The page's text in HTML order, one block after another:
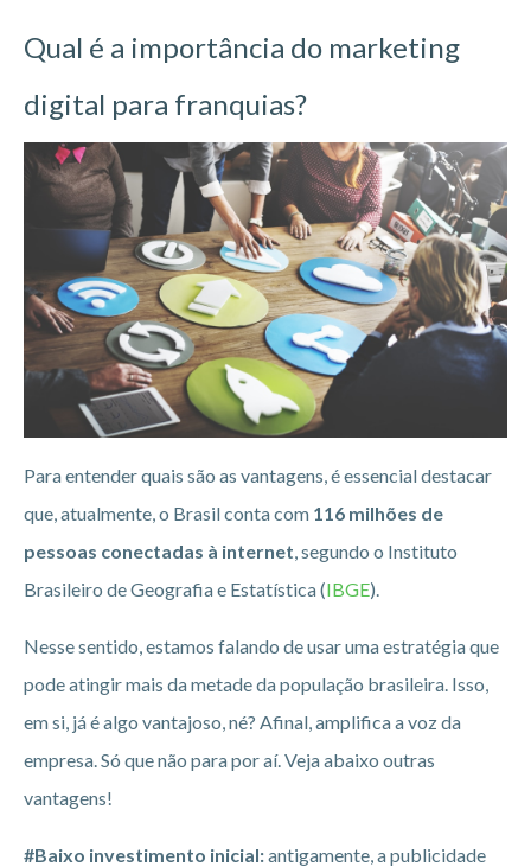
Qual é a importância do marketing
digital para franquias?
Para entender quais são as vantagens, é essencial destacar
que, atualmente, o Brasil conta com 116 milhões de
pessoas conectadas à internet, segundo o Instituto
Brasileiro de Geografia e Estatística (IBGE).
Nesse sentido, estamos falando de usar uma estratégia que
pode atingir mais da metade da população brasileira. Isso,
em si, já é algo vantajoso, né? Afinal, amplifica a voz da
empresa. Só que não para por aí. Veja abaixo outras
vantagens!
#Baixo investimento inicial:antigamente, a publicidade